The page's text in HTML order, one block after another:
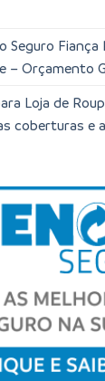
Seguro
– Orçamento
Loja de
coberturas e